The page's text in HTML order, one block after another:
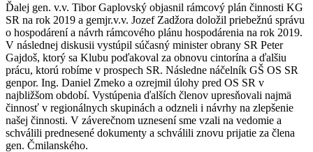
Ďalej gen. v.v. Tibor Gaplovský objasnil rámcový plán činnosti KG
SR na rok 2019 a gemjr.v.v. Jozef Zadžora doložil priebežnú správu
o hospodárení a návrh rámcového plánu hospodárenia na rok 2019.
V následnej diskusii vystúpil súčasný minister obrany SR Peter
Gajdoš, ktorý sa Klubu poďakoval za obnovu cintorína a ďalšiu
prácu, ktorú robíme v prospech SR. Následne náčelník GŠ OS SR
genpor. Ing. Daniel Zmeko a ozrejmil úlohy pred OS SR v
najbližšom období. Vystúpenia ďalších členov upresňovali najmä
činnosť v regionálnych skupinách a odzneli i návrhy na zlepšenie
našej činnosti. V záverečnom uznesení sme vzali na vedomie a
schválili prednesené dokumenty a schválili znovu prijatie za člena
gen. Čmilanského.